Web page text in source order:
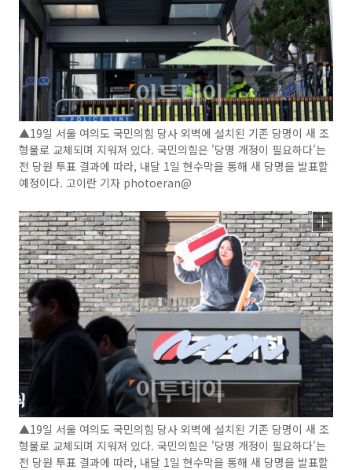
▲19일 서울 여의도 국민의힘 당사 외벽에 설치된 기존 당명이 새 조
형물로 교체되며 지워져 있다. 국민의힘은 '당명 개정이 필요하다'는
전 당원 투표 결과에 따라, 내달 1일 현수막을 통해 새 당명을 발표할
예정이다. 고이란 기자 photoeran@
▲19일 서울 여의도 국민의힘 당사 외벽에 설치된 기존 당명이 새 조
형물로 교체되며 지워져 있다. 국민의힘은 '당명 개정이 필요하다'는
전 당원 투표 결과에 따라, 내달 1일 현수막을 통해 새 당명을 발표할